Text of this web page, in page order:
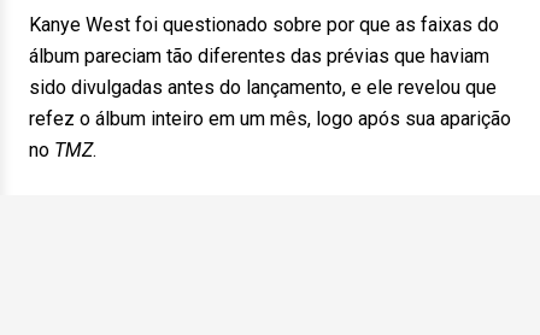
Kanye West foi questionado sobre por que as faixas do
álbum pareciam tão diferentes das prévias que haviam
sido divulgadas antes do lançamento, e ele revelou que
refez o álbum inteiro em um mês, logo após sua aparição
no TMZ.